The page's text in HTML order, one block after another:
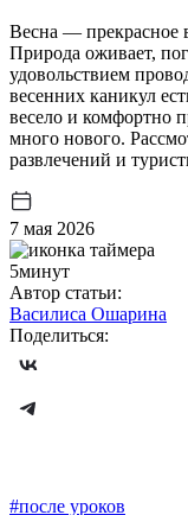
Весна — прекрасное
Природа оживает,
удовольствием
весенних каникул
весело и комфортно
много нового.
развлечений и
7 мая 2026
5минут
Автор статьи:
Василиса Ошарина
Поделиться:
#после уроков